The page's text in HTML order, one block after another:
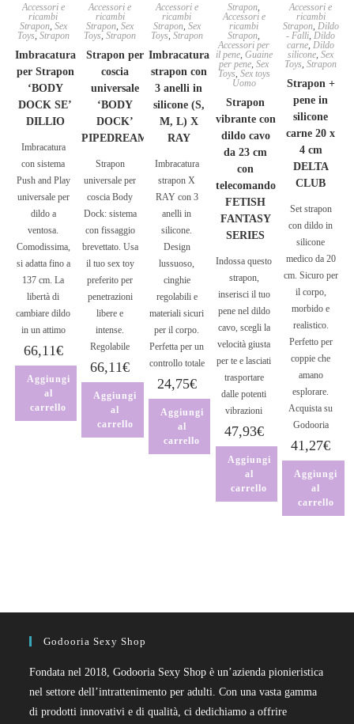
Accessori e
ricambi
Strapon, Sex
Toys, Strapon
Imbracatura
per Strapon
‘BODY
DOCK SE’
DILLIO
Imbracatura
con sistema
Push and Play
universale per
dildo a
ventosa.
Comodissima,
si adatta fino a
137 cm. La
libertà di
cambiare dildo
in un attimo
66,11€
Aggiungi
al
carrello
Accessori e
ricambi
Strapon ,Sex
Toys,Strapon
Strapon per
coscia
universale
‘BODY
DOCK’
PIPEDREAM
Strapon
universale per
coscia Body
Dock: sistema
con fissaggio
brevettato. Usa
il tuo sex toy
preferito per
penetrazioni
libere e
intense.
Regolabile
66,11€
Aggiungi
al
carrello
Accessori e
ricambi
Strapon, Sex
Toys, Strapon
Imbracatura
strapon con
3 anelli in
silicone (S,
M, L) X
RAY
Imbracatura
strapon X
RAY con 3
anelli in
silicone.
Design
lussuoso,
cinghie
regolabili e
materiali sicuri
per il corpo.
Perfetta per un
controllo totale
24,75€
Aggiungi
al
carrello
Strapon
Accessori e
ricambi
Strapon
Accessori per
il pene, Guaine
per pene ,Sex
Toys, Sex toys
Uomo
Strapon
vibrante con
dildo cavo
da 23 cm
con
telecomando
FETISH
FANTASY
SERIES
Indossa questo
strapon,
inserisci il tuo
pene nel dildo
cavo, scegli la
velocità giusta
per te e lasciati
trasportare
dalle potenti
vibrazioni
47,93€
Aggiungi
al
carrello
Accessori e
ricambi
Strapon, Dildo
- Falli Dildo
carne Dildo
silicone ,Sex
Toys ,Strapon
Strapon +
pene in
silicone
carne 20 x
4 cm
DELTA
CLUB
Set strapon
con dildo in
silicone
medico da 20
cm. Sicuro per
il corpo,
morbido e
realistico.
Perfetto per
coppie che
amano
esplorare.
Acquista su
Godooria
41,27€
Aggiungi
al
carrello
Godooria Sexy Shop
Fondata nel 2018, Godooria Sexy Shop è un’azienda pionieristica
nel settore dell’intrattenimento per adulti. Con una vasta gamma
di prodotti innovativi e di qualità, ci dedichiamo a offrire